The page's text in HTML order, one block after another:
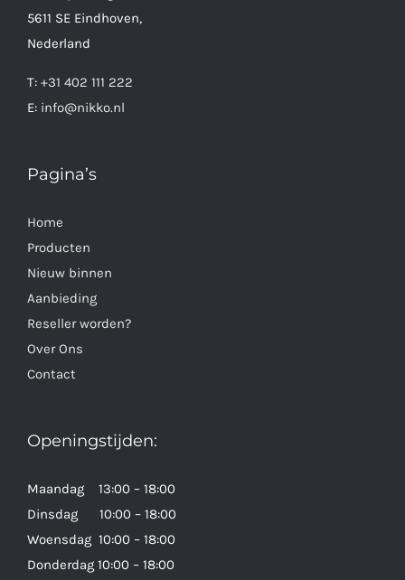
5611 SE Eindhoven,
Nederland
T: +31 402 111 222
E: info@nikko.nl
Pagina’s
Home
Producten
Nieuw binnen
Aanbieding
Reseller worden?
Over Ons
Contact
Openingstijden:
Maandag 13:00 – 18:00
Dinsdag 10:00 – 18:00
Woensdag 10:00 – 18:00
Donderdag 10:00 – 18:00